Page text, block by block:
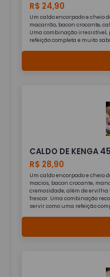
R$ 24,90
Um caldo encorpado e cheio
macarrão, bacon crocante,
Uma combinação
refeição completa e muito
CALDO DE KENGA
R$ 28,90
Um caldo encorpado e cheio
macios, bacon crocante,
cremosidade, além de
frescor. Uma combinação
servir como uma refeição